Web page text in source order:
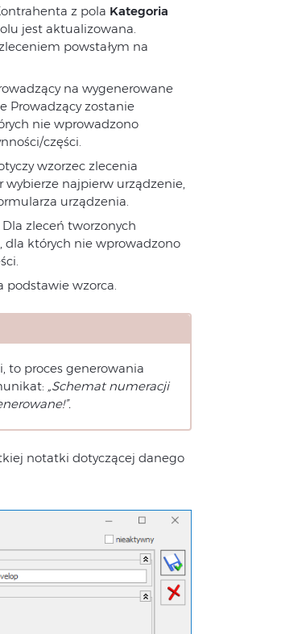
z pola Kategoria
jest aktualizowana.
powstałym na
na wygenerowane
Prowadzący zostanie
nie wprowadzono
części.
wzorzec zlecenia
wybierze najpierw urządzenie,
urządzenia.
zleceń tworzonych
dla których nie wprowadzono
podstawie wzorca.
to proces generowania
„Schemat numeracji
notatki dotyczącej danego